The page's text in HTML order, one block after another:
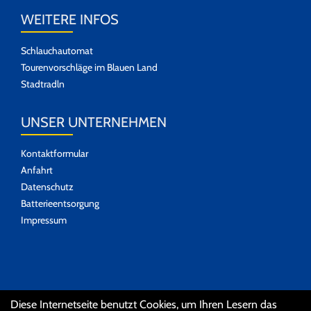
WEITERE INFOS
Schlauchautomat
Tourenvorschläge im Blauen Land
Stadtradln
UNSER UNTERNEHMEN
Kontaktformular
Anfahrt
Datenschutz
Batterieentsorgung
Impressum
SOZIALE MEDIEN
Diese Internetseite benutzt Cookies, um Ihren Lesern das